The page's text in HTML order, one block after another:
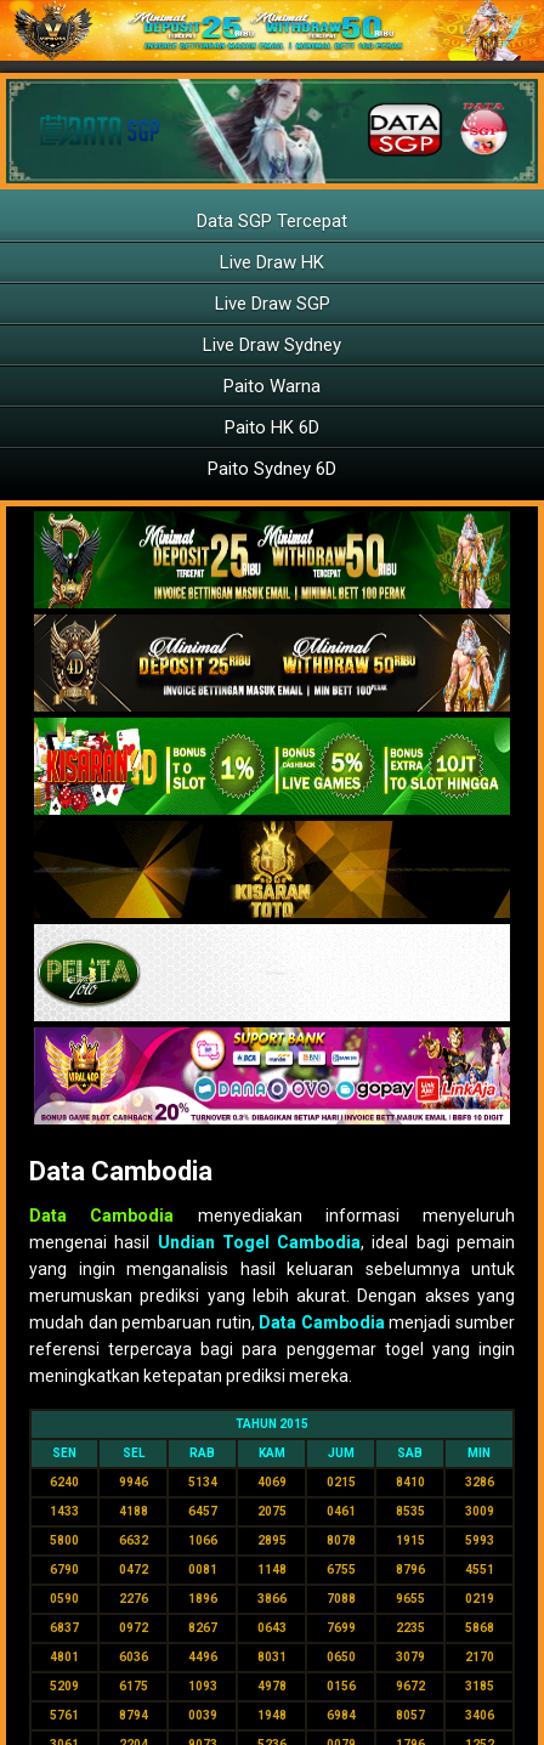
Data SGP Tercepat
Live Draw HK
Live Draw SGP
Live Draw Sydney
Paito Warna
Paito HK 6D
Paito Sydney 6D
Data Cambodia
Data Cambodia menyediakan informasi menyeluruh
mengenai hasil Undian Togel Cambodia, ideal bagi pemain
yang ingin menganalisis hasil keluaran sebelumnya untuk
merumuskan prediksi yang lebih akurat. Dengan akses yang
mudah dan pembaruan rutin, Data Cambodiamenjadi sumber
referensi terpercaya bagi para penggemar togel yang ingin
meningkatkan ketepatan prediksi mereka.
TAHUN 2015
SEN SEL RAB KAM JUM SAB MIN
6240 9946 5134 4069 0215 8410 3286
1433 4188 6457 2075 0461 8535 3009
5800 6632 1066 2895 8078 1915 5993
6790 0472 0081 1148 6755 8796 4551
0590 2276 1896 3866 7088 9655 0219
6837 0972 8267 0643 7699 2235 5868
4801 6036 4496 8031 0650 3079 2170
5209 6175 1093 4978 0156 9672 3185
5761 8794 0039 1948 6984 8057 3406